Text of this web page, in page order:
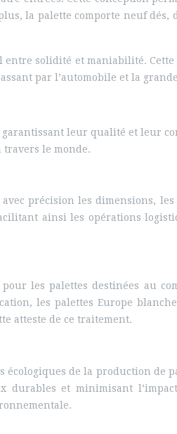
la palette comporte neuf
solidité et maniabilité.
par l’automobile et la
leur qualité et leur
travers le monde.
précision les dimensions,
ainsi les opérations
pour les palettes destinées au
les palettes Europe
atteste de ce traitement.
de la production de
et minimisant